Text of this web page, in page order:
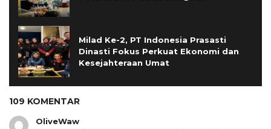
Milad Ke-2, PT Indonesia Prasasti
Dinasti Fokus Perkuat Ekonomi dan
Kesejahteraan Umat
109 KOMENTAR
OliveWaw